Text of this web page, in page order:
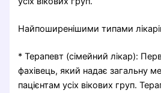
Найпоширенішими типами
* Терапевт (сімейний лікар):
фахівець, який надає загальну
пацієнтам усіх вікових груп.